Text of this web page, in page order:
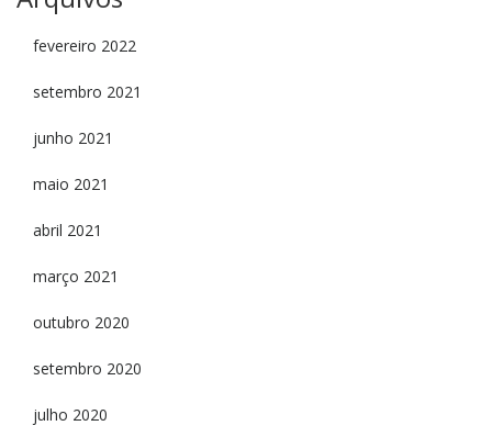
fevereiro 2022
setembro 2021
junho 2021
maio 2021
abril 2021
março 2021
outubro 2020
setembro 2020
julho 2020